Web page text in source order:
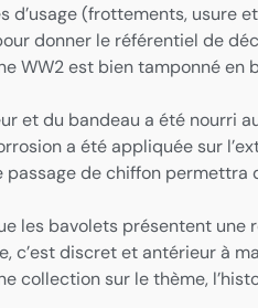
d’usage (frottements, usure
donner le référentiel de
WW2 est bien tamponné en
et du bandeau a été nourri
a été appliquée sur
de chiffon permettra
les bavolets présentent
c’est discret et antérieur à
collection sur le thème,